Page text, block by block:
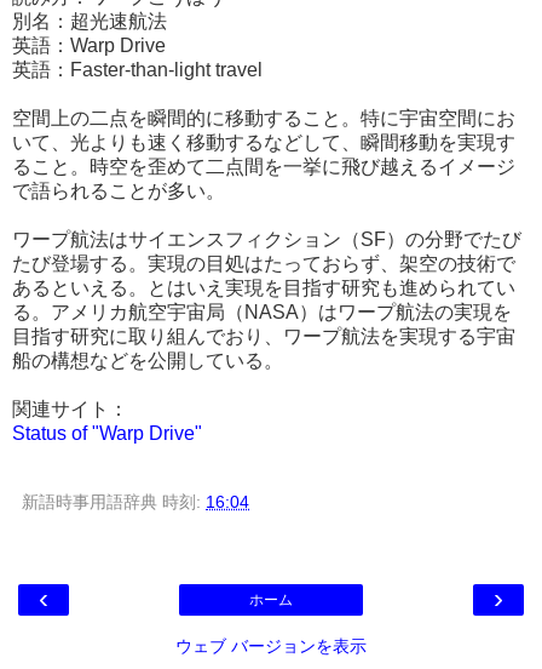
別名：超光速航法
英語：Warp Drive
英語：Faster-than-light travel
空間上の二点を瞬間的に移動すること。特に宇宙空間にお
いて、光よりも速く移動するなどして、瞬間移動を実現す
ること。時空を歪めて二点間を一挙に飛び越えるイメージ
で語られることが多い。
ワープ航法はサイエンスフィクション（SF）の分野でたび
たび登場する。実現の目処はたっておらず、架空の技術で
あるといえる。とはいえ実現を目指す研究も進められてい
る。アメリカ航空宇宙局（NASA）はワープ航法の実現を
目指す研究に取り組んでおり、ワープ航法を実現する宇宙
船の構想などを公開している。
関連サイト：
Status of "Warp Drive"
新語時事用語辞典 時刻: 16:04
‹ ›
ホーム
ウェブ バージョンを表示